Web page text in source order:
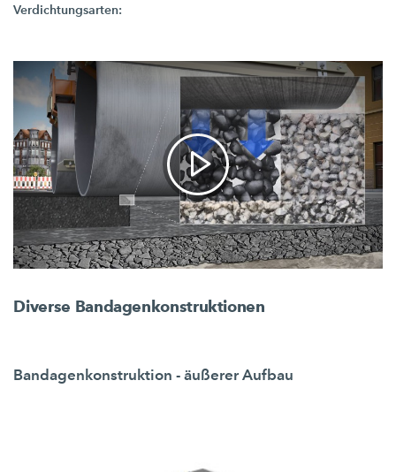
Verdichtungsarten:
Diverse Bandagenkonstruktionen
Bandagenkonstruktion - äußerer Aufbau